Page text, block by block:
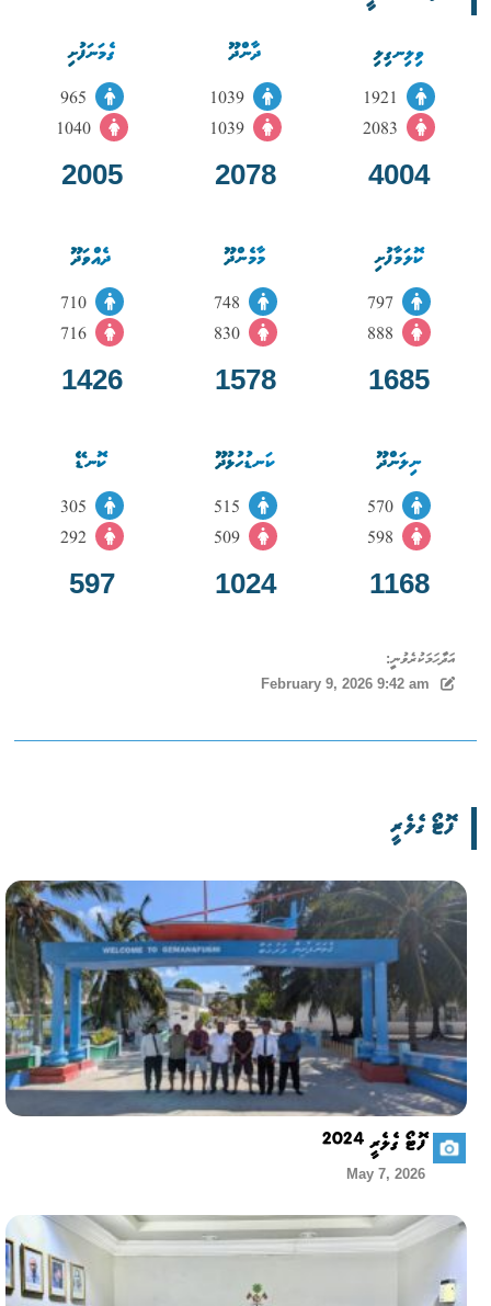
ވިލިނގިލި
1921
2083
4004
ދާންދޫ
1039
1039
2078
ގެމަނަފުށި
1040
2005
ކޮލަމާފުށި
797
888
1685
މާމެންދޫ
748
830
1578
ދެއްވަދޫ
710
716
1426
ނިލަންދޫ
570
598
1168
ކަނޑުހުޅުދޫ
515
509
1024
ކޮނޑޭ
292
597
އަދާހަމަކުރެވުނީ:
February 9, 2026 9:42 am
ފޮޓޯ ގެލެރީ
ފޮޓޯ ގެލެރީ 2024
May 7, 2026